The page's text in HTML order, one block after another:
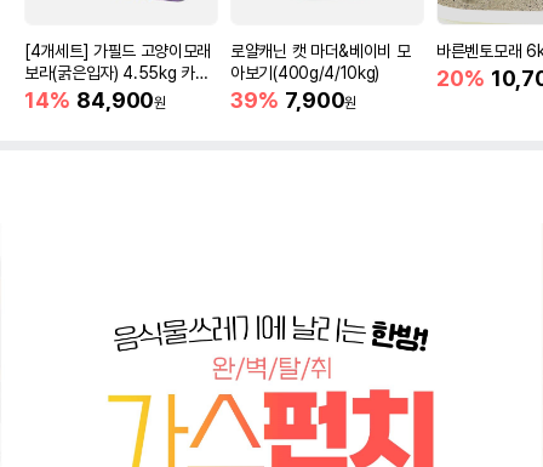
[4개세트] 가필드 고양이모래
보라(굵은입자) 4.55kg 카사
바모래
14% 84,900원
로얄캐닌 캣 마더&베이비 모
아보기(400g/4/10kg)
39% 7,900원
바른벤토모래
20%